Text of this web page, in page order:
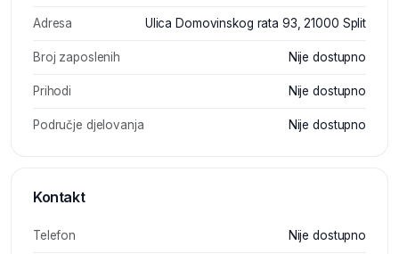
Adresa Ulica Domovinskog rata 93, 21000 Split
Broj zaposlenih Nije dostupno
Prihodi Nije dostupno
Područje djelovanja Nije dostupno
Kontakt
Telefon Nije dostupno